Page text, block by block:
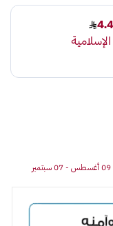
09 أغسطس - 07 سبتمبر